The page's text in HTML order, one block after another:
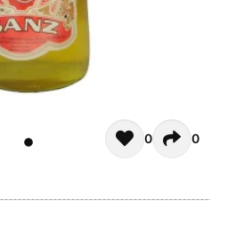
il n'y a aucun 0 0